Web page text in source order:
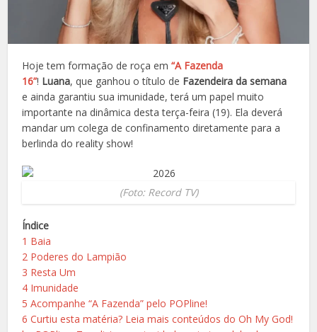
Hoje tem formação de roça em “A Fazenda
16”! Luana, que ganhou o título de Fazendeira da semana
e ainda garantiu sua imunidade, terá um papel muito
importante na dinâmica desta terça-feira (19). Ela deverá
mandar um colega de confinamento diretamente para a
berlinda do reality show!
(Foto: Record TV)
Índice
1 Baia
2 Poderes do Lampião
3 Resta Um
4 Imunidade
5 Acompanhe “A Fazenda” pelo POPline!
6 Curtiu esta matéria? Leia mais conteúdos do Oh My God!